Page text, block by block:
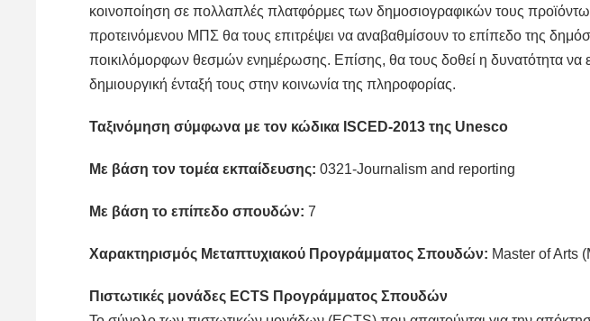
κοινοποίηση σε πολλαπλές πλατφόρμες των δημοσιογραφικών τους
προτεινόμενου ΜΠΣ θα τους επιτρέψει να αναβαθμίσουν το επίπεδο της
ποικιλόμορφων θεσμών ενημέρωσης. Επίσης, θα τους δοθεί η δυνατότητα να
δημιουργική ένταξή τους στην κοινωνία της πληροφορίας.
Ταξινόμηση σύμφωνα με τον κώδικα ISCED-2013 της Unesco
Mε βάση τον τομέα εκπαίδευσης: 0321-Journalism and reporting
Mε βάση το επίπεδο σπουδών: 7
Χαρακτηρισμός Μεταπτυχιακού Προγράμματος Σπουδών: Master of Arts
Πιστωτικές μονάδες ECTS Προγράμματος Σπουδών